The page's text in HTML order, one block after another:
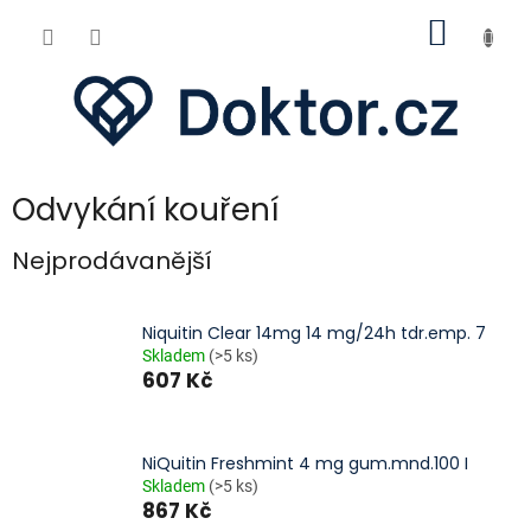
Odvykání kouření
Nejprodávanější
Niquitin Clear 14mg 14 mg/24h tdr.emp. 7
Skladem (>5 ks)
607 Kč
NiQuitin Freshmint 4 mg gum.mnd.100 I
Skladem (>5 ks)
867 Kč